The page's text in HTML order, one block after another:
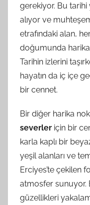
gerekiyor. Bu tarihi
alıyor ve
etrafındaki alan,
doğumunda
Tarihin izlerini
hayatın da iç içe
bir cennet.
Bir diğer harika
severler için bir
karla kaplı bir
yeşil alanları ve
Erciyes’te çekilen
atmosfer sunuyor.
güzellikleri